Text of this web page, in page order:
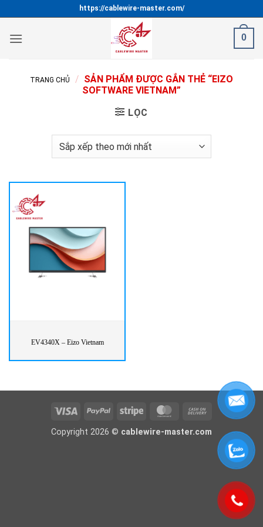
qua
nội
https://cablewire-master.com/
0
TRANG CHỦ / SẢN PHẨM ĐƯỢC GẮN THẺ “EIZO
SOFTWARE VIETNAM”
LỌC
EV4340X – Eizo Vietnam
Visa PayPal Stripe MasterCardCash
Delivery
Copyright 2026 © cablewire-master.com